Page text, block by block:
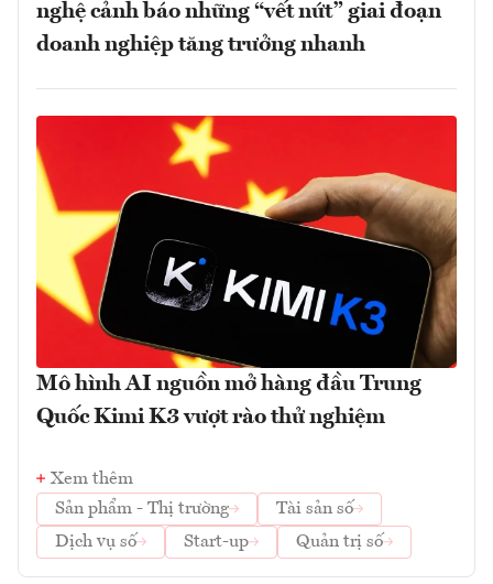
nghệ cảnh báo những “vết nứt” giai đoạn
doanh nghiệp tăng trưởng nhanh
Mô hình AI nguồn mở hàng đầu Trung
Quốc Kimi K3 vượt rào thử nghiệm
Xem thêm
Sản phẩm - Thị trường
Tài sản số
Dịch vụ số
Start-up Quản trị số